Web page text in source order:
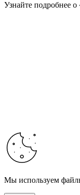
Узнайте подробнее
Мы используем